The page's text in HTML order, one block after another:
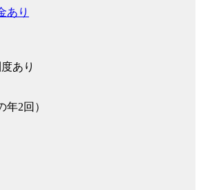
あり
あり
年2回）